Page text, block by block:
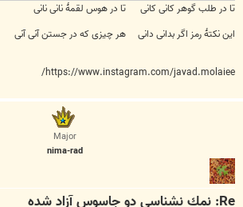
تا در طلب گوهر کانی کانی تا در هوس لقمهٔ نانی نانی
این نکتهٔ رمز اگر بدانی دانی هر چیزی که در جستن آنی آنی
https://www.instagram.com/javad.molaiee/
Major
nima-rad
Re: نمك نشناسي دو جاسوس آزاد شده